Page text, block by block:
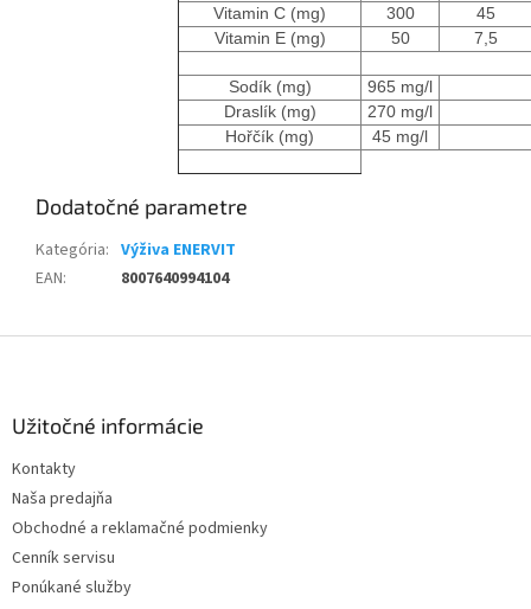
Vitamin C (mg)
300
45
Vitamin E (mg)
50 7,5
Sodík (mg)
965 mg/l
Draslík (mg)
270 mg/l
Hořčík (mg)
45 mg/l
Dodatočné parametre
Kategória: Výživa ENERVIT
EAN: 8007640994104
Užitočné informácie
Kontakty
Naša predajňa
Obchodné a reklamačné podmienky
Cenník servisu
Ponúkané služby